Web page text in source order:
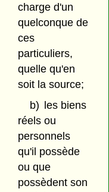
charge d'un
quelconque de
ces
particuliers,
quelle qu'en
soit la source;
b)
les biens
réels ou
personnels
qu'il possède
ou que
possèdent son